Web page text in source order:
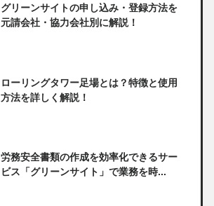
グリーンサイトの申し込み・登録方法を
元請会社・協力会社別に解説！
ローリングタワー足場とは？特徴と使用
方法を詳しく解説！
労務安全書類の作成を効率化できるサー
ビス「グリーンサイト」で業務を時...